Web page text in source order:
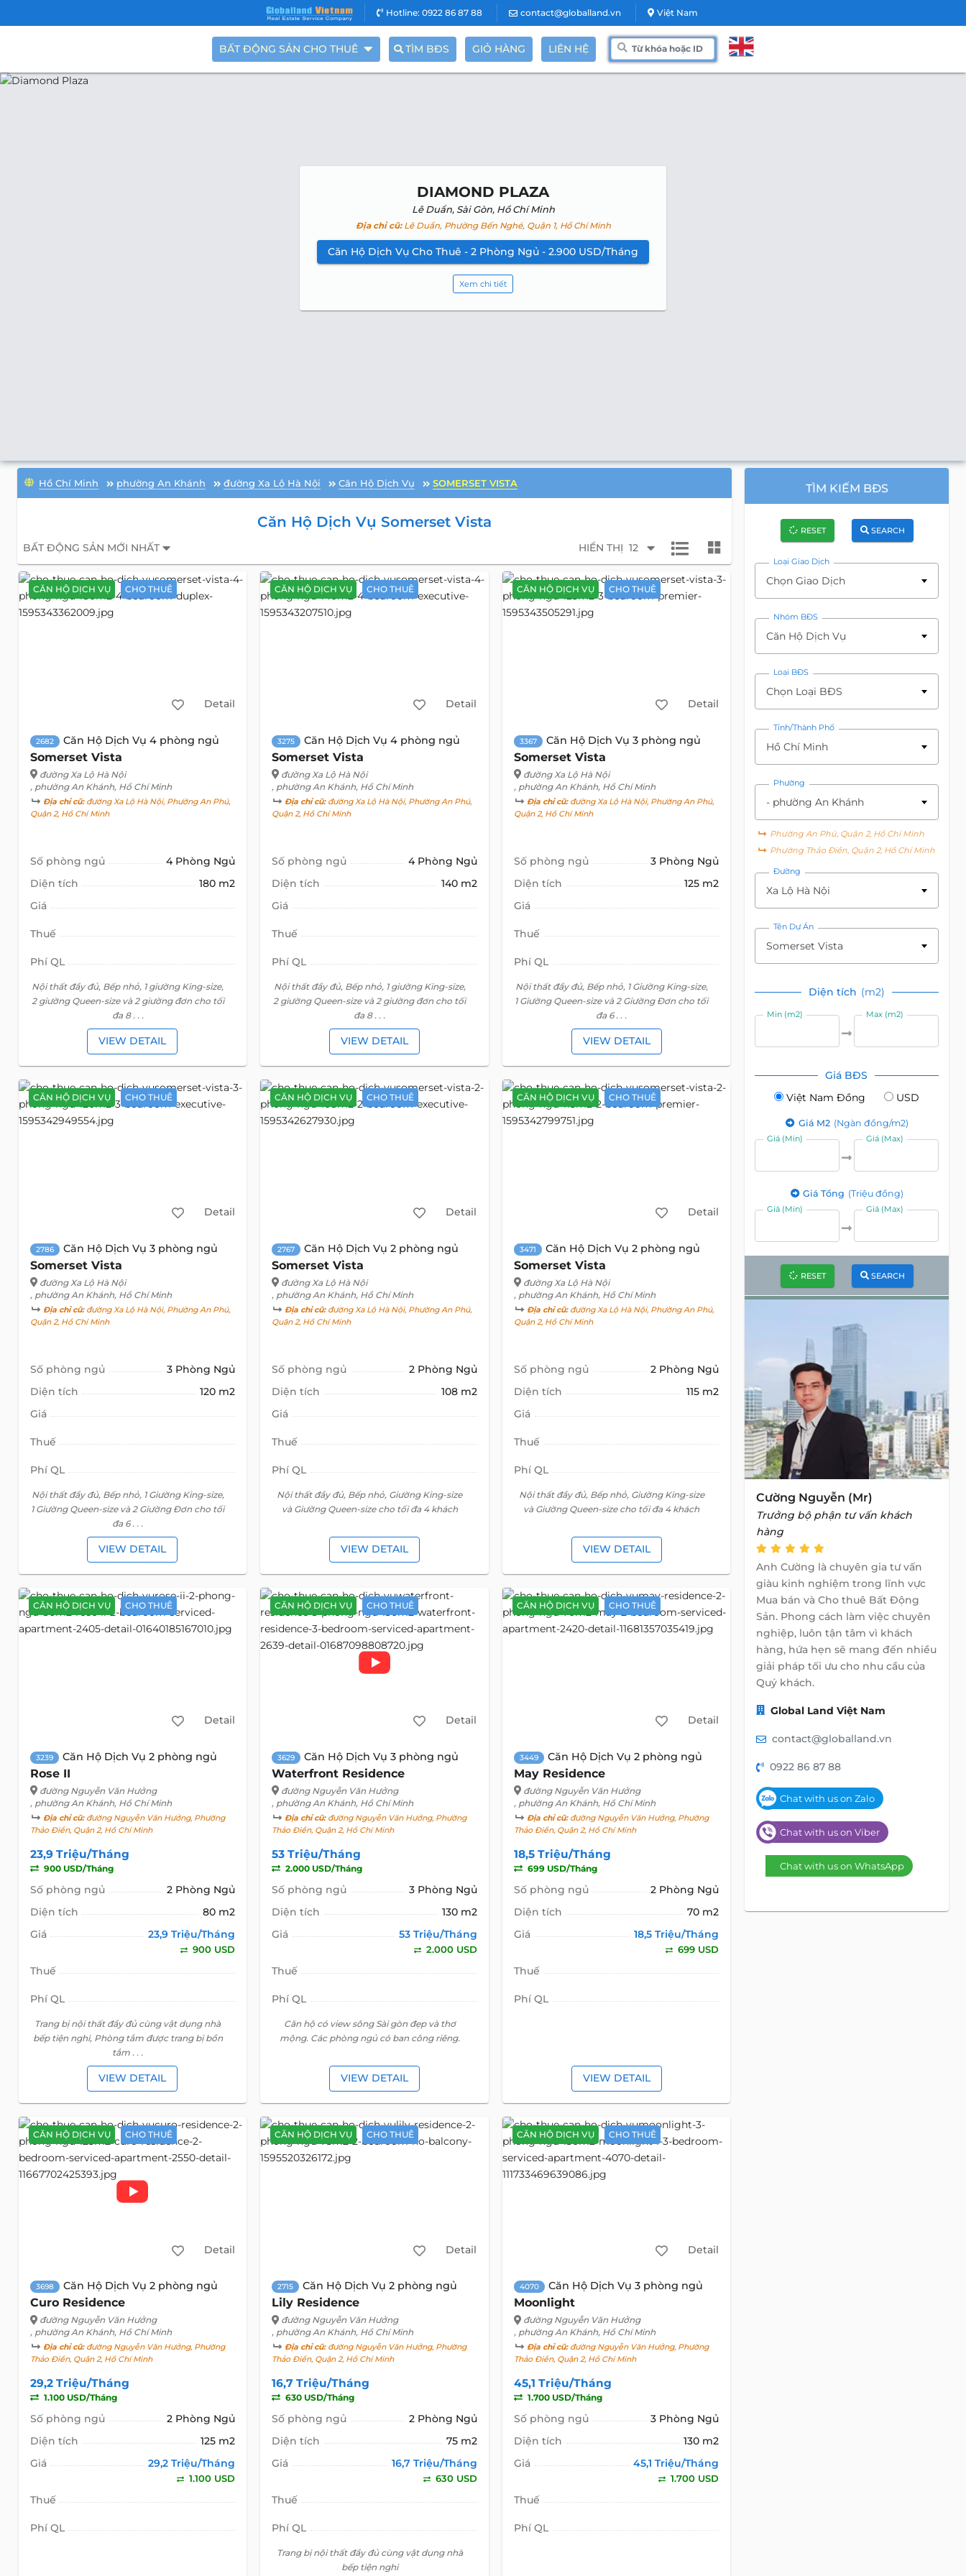
Hotline: 0922 86 87 88 contact@globalland.vn Việt Nam
BẤT ĐỘNG SẢN CHO THUÊ TÌM BĐS GIỎ HÀNG LIÊN HỆ
DIAMOND PLAZA
Lê Duẩn, Sài Gòn, Hồ Chí Minh
Địa chỉ cũ:Lê Duẩn, Phường Bến Nghé, Quận 1, Hồ Chí Minh
Căn Hộ Dịch Vụ Cho Thuê - 2 Phòng Ngủ - 2.900 USD/Tháng
Xem chi tiết
Hồ Chí Minh phường An Khánh đường Xa Lộ Hà Nội Căn Hộ Dịch Vụ SOMERSET VISTA
Căn Hộ Dịch Vụ Somerset Vista
BẤT ĐỘNG SẢN MỚI NHẤT HIỂN THỊ 12
CĂN HỘ DỊCH VỤ CHO THUÊ
Detail
2682 Căn Hộ Dịch Vụ 4 phòng ngủ
Somerset Vista
đường Xa Lộ Hà Nội
, phường An Khánh, Hồ Chí Minh
Địa chỉ cũ:đường Xa Lộ Hà Nội, Phường An Phú,
Quận 2, Hồ Chí Minh
Số phòng ngủ
4 Phòng Ngủ
Diện tích
180 m2
Giá
Thuế
Phí QL
Nội thất đầy đủ, Bếp nhỏ, 1 giường King-size,
2 giường Queen-size và 2 giường đơn cho tối
đa 8 . . .
VIEW DETAIL
CĂN HỘ DỊCH VỤ CHO THUÊ
Detail
3275 Căn Hộ Dịch Vụ 4 phòng ngủ
Somerset Vista
đường Xa Lộ Hà Nội
, phường An Khánh, Hồ Chí Minh
Địa chỉ cũ:đường Xa Lộ Hà Nội, Phường An Phú,
Quận 2, Hồ Chí Minh
Số phòng ngủ
4 Phòng Ngủ
Diện tích
140 m2
Giá
Thuế
Phí QL
Nội thất đầy đủ, Bếp nhỏ, 1 giường King-size,
2 giường Queen-size và 2 giường đơn cho tối
đa 8 . . .
VIEW DETAIL
CĂN HỘ DỊCH VỤ CHO THUÊ
Detail
3367 Căn Hộ Dịch Vụ 3 phòng ngủ
Somerset Vista
đường Xa Lộ Hà Nội
, phường An Khánh, Hồ Chí Minh
Địa chỉ cũ:đường Xa Lộ Hà Nội, Phường An Phú,
Quận 2, Hồ Chí Minh
Số phòng ngủ
3 Phòng Ngủ
Diện tích
125 m2
Giá
Thuế
Phí QL
Nội thất đầy đủ, Bếp nhỏ, 1 Giường King-size,
1 Giường Queen-size và 2 Giường Đơn cho tối
đa 6 . . .
VIEW DETAIL
CĂN HỘ DỊCH VỤ CHO THUÊ
Detail
2786 Căn Hộ Dịch Vụ 3 phòng ngủ
Somerset Vista
đường Xa Lộ Hà Nội
, phường An Khánh, Hồ Chí Minh
Địa chỉ cũ:đường Xa Lộ Hà Nội, Phường An Phú,
Quận 2, Hồ Chí Minh
Số phòng ngủ
3 Phòng Ngủ
Diện tích
120 m2
Giá
Thuế
Phí QL
Nội thất đầy đủ, Bếp nhỏ, 1 Giường King-size,
1 Giường Queen-size và 2 Giường Đơn cho tối
đa 6 . . .
VIEW DETAIL
CĂN HỘ DỊCH VỤ CHO THUÊ
Detail
2767 Căn Hộ Dịch Vụ 2 phòng ngủ
Somerset Vista
đường Xa Lộ Hà Nội
, phường An Khánh, Hồ Chí Minh
Địa chỉ cũ:đường Xa Lộ Hà Nội, Phường An Phú,
Quận 2, Hồ Chí Minh
Số phòng ngủ
2 Phòng Ngủ
Diện tích
108 m2
Giá
Thuế
Phí QL
Nội thất đầy đủ, Bếp nhỏ, Giường King-size
và Giường Queen-size cho tối đa 4 khách
VIEW DETAIL
CĂN HỘ DỊCH VỤ CHO THUÊ
Detail
3471 Căn Hộ Dịch Vụ 2 phòng ngủ
Somerset Vista
đường Xa Lộ Hà Nội
, phường An Khánh, Hồ Chí Minh
Địa chỉ cũ:đường Xa Lộ Hà Nội, Phường An Phú,
Quận 2, Hồ Chí Minh
Số phòng ngủ
2 Phòng Ngủ
Diện tích
115 m2
Giá
Thuế
Phí QL
Nội thất đầy đủ, Bếp nhỏ, Giường King-size
và Giường Queen-size cho tối đa 4 khách
VIEW DETAIL
CĂN HỘ DỊCH VỤ CHO THUÊ
Detail
3239 Căn Hộ Dịch Vụ 2 phòng ngủ
Rose II
đường Nguyễn Văn Hưởng
, phường An Khánh, Hồ Chí Minh
Địa chỉ cũ:đường Nguyễn Văn Hưởng, Phường
Thảo Điền, Quận 2, Hồ Chí Minh
23,9 Triệu/Tháng
900 USD/Tháng
Số phòng ngủ
2 Phòng Ngủ
Diện tích
80 m2
Giá
23,9 Triệu/Tháng
900 USD
Thuế
Phí QL
Trang bị nội thất đầy đủ cùng vật dụng nhà
bếp tiện nghi, Phòng tắm được trang bị bồn
tắm . . .
VIEW DETAIL
CĂN HỘ DỊCH VỤ CHO THUÊ
Detail
3629 Căn Hộ Dịch Vụ 3 phòng ngủ
Waterfront Residence
đường Nguyễn Văn Hưởng
, phường An Khánh, Hồ Chí Minh
Địa chỉ cũ:đường Nguyễn Văn Hưởng, Phường
Thảo Điền, Quận 2, Hồ Chí Minh
53 Triệu/Tháng
2.000 USD/Tháng
Số phòng ngủ
3 Phòng Ngủ
Diện tích
130 m2
Giá
53 Triệu/Tháng
2.000 USD
Thuế
Phí QL
Căn hộ có view sông Sài gòn đẹp và thơ
mộng. Các phòng ngủ có ban công riêng.
VIEW DETAIL
CĂN HỘ DỊCH VỤ CHO THUÊ
Detail
3449 Căn Hộ Dịch Vụ 2 phòng ngủ
May Residence
đường Nguyễn Văn Hưởng
, phường An Khánh, Hồ Chí Minh
Địa chỉ cũ:đường Nguyễn Văn Hưởng, Phường
Thảo Điền, Quận 2, Hồ Chí Minh
18,5 Triệu/Tháng
699 USD/Tháng
Số phòng ngủ
2 Phòng Ngủ
Diện tích
70 m2
Giá
18,5 Triệu/Tháng
699 USD
Thuế
Phí QL
VIEW DETAIL
CĂN HỘ DỊCH VỤ CHO THUÊ
Detail
3698 Căn Hộ Dịch Vụ 2 phòng ngủ
Curo Residence
đường Nguyễn Văn Hưởng
, phường An Khánh, Hồ Chí Minh
Địa chỉ cũ:đường Nguyễn Văn Hưởng, Phường
Thảo Điền, Quận 2, Hồ Chí Minh
29,2 Triệu/Tháng
1.100 USD/Tháng
Số phòng ngủ
2 Phòng Ngủ
Diện tích
125 m2
Giá
29,2 Triệu/Tháng
1.100 USD
Thuế
Phí QL
CĂN HỘ DỊCH VỤ CHO THUÊ
Detail
2715 Căn Hộ Dịch Vụ 2 phòng ngủ
Lily Residence
đường Nguyễn Văn Hưởng
, phường An Khánh, Hồ Chí Minh
Địa chỉ cũ:đường Nguyễn Văn Hưởng, Phường
Thảo Điền, Quận 2, Hồ Chí Minh
16,7 Triệu/Tháng
630 USD/Tháng
Số phòng ngủ
2 Phòng Ngủ
Diện tích
75 m2
Giá
16,7 Triệu/Tháng
630 USD
Thuế
Phí QL
Trang bị nội thất đầy đủ cùng vật dụng nhà
bếp tiện nghi
CĂN HỘ DỊCH VỤ CHO THUÊ
Detail
4070 Căn Hộ Dịch Vụ 3 phòng ngủ
Moonlight
đường Nguyễn Văn Hưởng
, phường An Khánh, Hồ Chí Minh
Địa chỉ cũ:đường Nguyễn Văn Hưởng, Phường
Thảo Điền, Quận 2, Hồ Chí Minh
45,1 Triệu/Tháng
1.700 USD/Tháng
Số phòng ngủ
3 Phòng Ngủ
Diện tích
130 m2
Giá
45,1 Triệu/Tháng
1.700 USD
Thuế
Phí QL
TÌM KIẾM BĐS
RESET SEARCH
Loại Giao Dịch
Chọn Giao Dịch
Nhóm BĐS
Căn Hộ Dịch Vụ
Loại BĐS
Chọn Loại BĐS
Tỉnh/Thành Phố
Hồ Chí Minh
Phường
- phường An Khánh
Phường An Phú, Quận 2, Hồ Chí Minh
Phường Thảo Điền, Quận 2, Hồ Chí Minh
Đường
Xa Lộ Hà Nội
Tên Dự Án
Somerset Vista
Diện tích (m2)
Min (m2) Max (m2)
Giá BĐS
Việt Nam Đồng
USD
Giá M2 (Ngàn đồng/m2)
Giá (Min) Giá (Max)
Giá Tổng (Triệu đồng)
Giá (Min) Giá (Max)
RESET SEARCH
Cường Nguyễn (Mr)
Trưởng bộ phận tư vấn khách
hàng
Anh Cường là chuyên gia tư vấn
giàu kinh nghiệm trong lĩnh vực
Mua bán và Cho thuê Bất Động
Sản. Phong cách làm việc chuyên
nghiệp, luôn tận tâm vì khách
hàng, hứa hẹn sẽ mang đến nhiều
giải pháp tối ưu cho nhu cầu của
Quý khách.
Global Land Việt Nam
contact@globalland.vn
0922 86 87 88
Chat with us on Zalo
Chat with us on Viber
Chat with us on WhatsApp